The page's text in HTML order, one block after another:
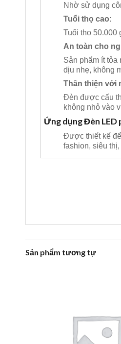
Nhờ sử dụng
Tuổi thọ cao:
Tuổi thọ 50.000
An toàn cho
Sản phẩm ít
dịu nhẹ, không
Thân thiện với
Đèn được cấu
không nhỏ vào
Ứng dụng Đèn LED
Được thiết kế
fashion, siêu
Sản phẩm tương tự